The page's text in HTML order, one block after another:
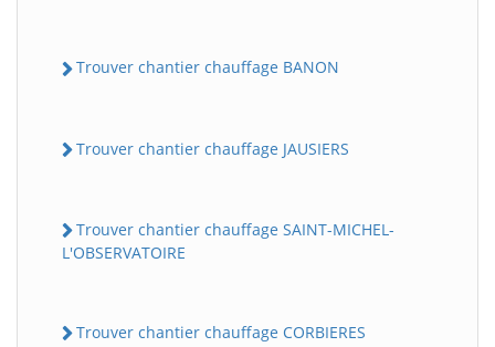
Trouver chantier chauffage BANON
Trouver chantier chauffage JAUSIERS
Trouver chantier chauffage SAINT-MICHEL-
L'OBSERVATOIRE
Trouver chantier chauffage CORBIERES